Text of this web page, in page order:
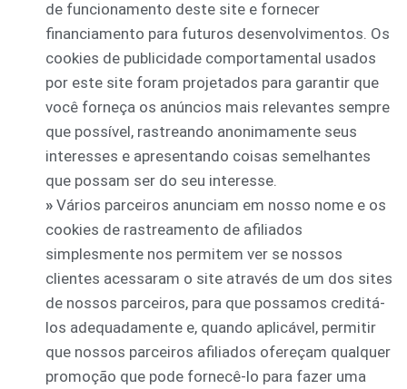
de funcionamento deste site e fornecer
financiamento para futuros desenvolvimentos. Os
cookies de publicidade comportamental usados
por este site foram projetados para garantir que
você forneça os anúncios mais relevantes sempre
que possível, rastreando anonimamente seus
interesses e apresentando coisas semelhantes
que possam ser do seu interesse.
» Vários parceiros anunciam em nosso nome e os
cookies de rastreamento de afiliados
simplesmente nos permitem ver se nossos
clientes acessaram o site através de um dos sites
de nossos parceiros, para que possamos creditá-
los adequadamente e, quando aplicável, permitir
que nossos parceiros afiliados ofereçam qualquer
promoção que pode fornecê-lo para fazer uma